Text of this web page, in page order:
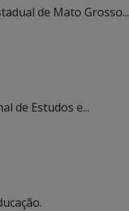
de Mato Grosso...
de Estudos e...